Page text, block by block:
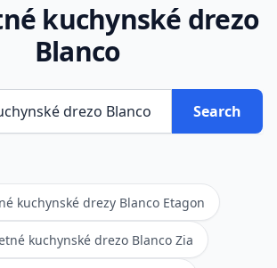
kuchynské drezo
Blanco
Search
kuchynské drezy Blanco Etagon
kuchynské drezo Blanco Zia